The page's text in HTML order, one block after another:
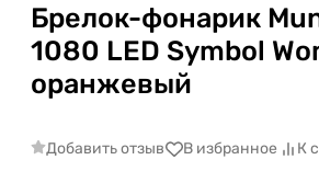
Брелок-фонарик
1080 LED Symbol
оранжевый
Добавить отзыв В избранное К